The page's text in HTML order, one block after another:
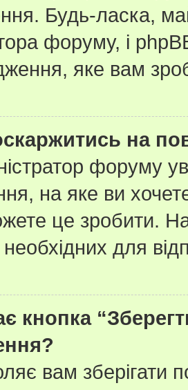
Будь-ласка,
форуму, і
яке вам
на
форуму
на яке ви
це зробити.
необхідних для
кнопка
вам зберігати